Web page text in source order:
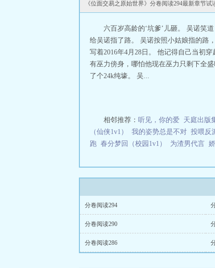
《位面交易之原始世界》分卷阅读294最新章节试
六百岁高龄的‘坑爹’儿砸。 吴诺笑
给吴诺指了路。 吴诺按照小姑娘指的路
写着2016年4月28日。 他记得自己当初
有巫力傍身，哪怕他现在巫力只剩下全
了个24k纯壕。 吴...
相邻推荐： 听见，你的爱 天庭出版
（仙侠1v1）
我的姿势总是不对 投喂反
跑 春分梦回（校园1v1） 为渣男代言
分卷阅读294
分卷阅读290
分卷阅读286